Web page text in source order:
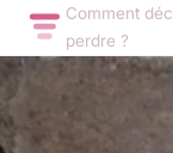
Comment
perdre ?